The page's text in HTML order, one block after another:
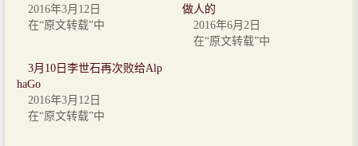
2016年3月12日
在“原文转载”中
做人的
2016年6月2日
在“原文转载”中
3月10日李世石再次败给Alp
haGo
2016年3月12日
在“原文转载”中